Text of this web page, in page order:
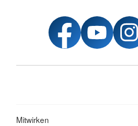
Mitwirken